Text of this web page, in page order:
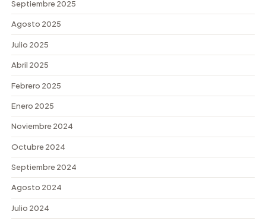
Septiembre 2025
Agosto 2025
Julio 2025
Abril 2025
Febrero 2025
Enero 2025
Noviembre 2024
Octubre 2024
Septiembre 2024
Agosto 2024
Julio 2024